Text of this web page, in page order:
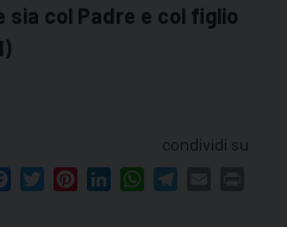
sia col Padre e col figlio
condividi su
FacebookTwitterPinterestLinkedInWhatsApp